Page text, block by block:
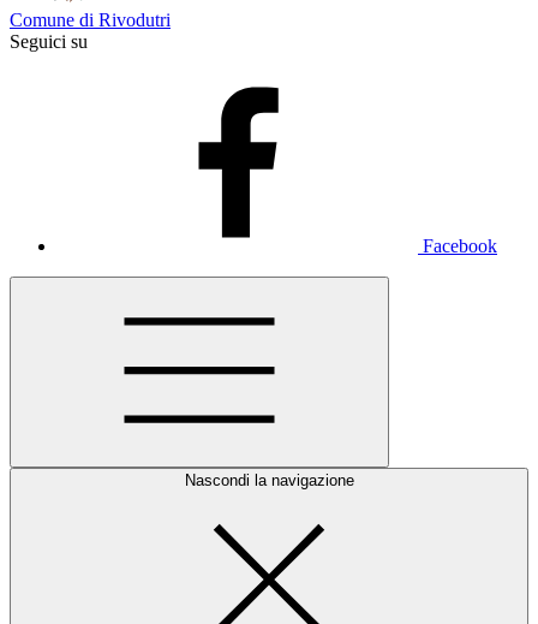
Comune di Rivodutri
Seguici su
Facebook
Nascondi la navigazione